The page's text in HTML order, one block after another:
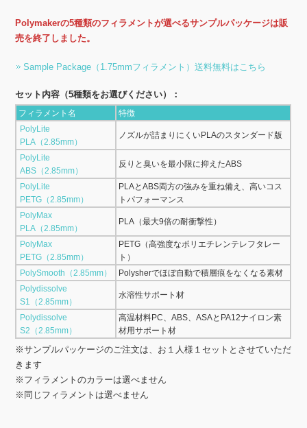
Polymakerの5種類のフィラメントが選べるサンプルパッケージは販
売を終了しました。
Sample Package（1.75mmフィラメント）送料無料はこちら
セット内容（5種類をお選びください）：
フィラメント名
特徴
PolyLite
PLA（2.85mm）
ノズルが詰まりにくいPLAのスタンダード版
PolyLite
ABS（2.85mm）
反りと臭いを最小限に抑えたABS
PolyLite
PETG（2.85mm）
PLAとABS両方の強みを重ね備え、高いコス
トパフォーマンス
PolyMax
PLA（2.85mm）
PLA（最大9倍の耐衝撃性）
PolyMax
PETG（2.85mm）
PETG（高強度なポリエチレンテレフタレー
ト）
PolySmooth（2.85mm）
Polysherでほぼ自動で積層痕をなくなる素材
Polydissolve
S1（2.85mm）
水溶性サポート材
Polydissolve
S2（2.85mm）
高温材料PC、ABS、ASAとPA12ナイロン素
材用サポート材
※サンプルパッケージのご注文は、お１人様１セットとさせていただ
きます
※フィラメントのカラーは選べません
※同じフィラメントは選べません